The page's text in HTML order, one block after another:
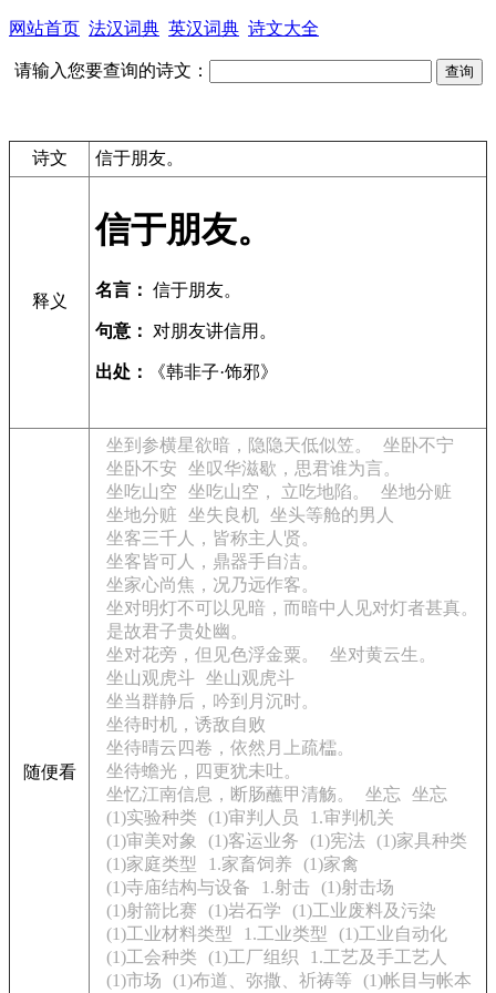
网站首页 法汉词典 英汉词典 诗文大全
请输入您要查询的诗文：
诗文 信于朋友。
释义
信于朋友。
名言： 信于朋友。
句意： 对朋友讲信用。
出处： 《韩非子·饰邪》
随便看
坐到参横星欲暗，隐隐天低似笠。
坐卧不宁
坐卧不安
坐叹华滋歇，思君谁为言。
坐吃山空
坐吃山空， 立吃地陷。
坐地分赃
坐地分赃
坐失良机 坐头等舱的男人
坐客三千人，皆称主人贤。
坐客皆可人，鼎器手自洁。
坐家心尚焦，况乃远作客。
坐对明灯不可以见暗，而暗中人见对灯者甚真。
是故君子贵处幽。
坐对花旁，但见色浮金粟。
坐对黄云生。
坐山观虎斗 坐山观虎斗
坐当群静后，吟到月沉时。
坐待时机，诱敌自败
坐待晴云四卷，依然月上疏櫺。
坐待蟾光，四更犹未吐。
坐忆江南信息，断肠蘸甲清觞。
坐忘
坐忘
(1)实验种类
(1)审判人员
1.审判机关
(1)审美对象
(1)客运业务 (1)宪法 (1)家具种类
(1)家庭类型
1.家畜饲养
(1)家禽
(1)寺庙结构与设备
1.射击
(1)射击场
(1)射箭比赛
(1)岩石学
(1)工业废料及污染
(1)工业材料类型
1.工业类型
(1)工业自动化
(1)工会种类
(1)工厂组织
1.工艺及手工艺人
(1)市场
(1)布道、弥撒、祈祷等 (1)帐目与帐本